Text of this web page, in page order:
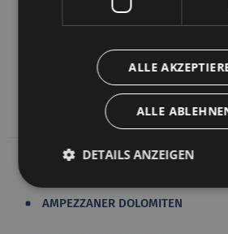
„Riserva Naturale Orientata“, zum
untersteht das Naturschutzgebiet
Ministerium für Land- und
AMPEZZANER DOLOMITEN
ALLE
ALLE
DETAILS ANZEIGEN